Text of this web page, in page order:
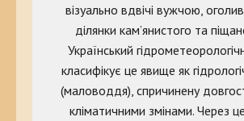
візуально вдвічі вужчою,
ділянки кам’янистого та
Український
класифікує це явище як
(маловоддя), спричинену
кліматичними змінами. Через